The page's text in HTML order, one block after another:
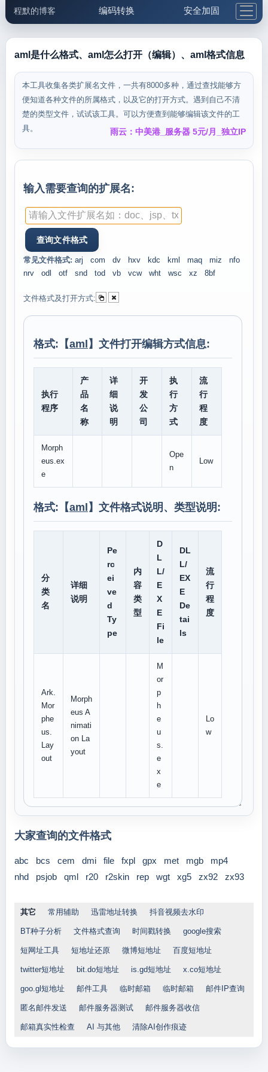
程默的博客 编码转换 安全加固
邮件工具 生活便民 更多工具
5.1支付宝大红包
aml是什么格式、aml怎么打开（编辑）、aml格式信息
本工具收集各类扩展名文件，一共有8000多种，通过查找能够方
便知道各种文件的所属格式，以及它的打开方式。遇到自己不清
楚的类型文件，试试该工具。可以方便查到能够编辑该文件的工
具。
雨云：中美港_服务器 5元/月_独立IP
输入需要查询的扩展名:
常见文件格式: arj com dv hxv kdc kml maq miz
nfo
nrv
odl otf snd tod vb vcw wht wsc xz 8bf
文件格式及打开方式:
格式:【aml 】文件打开编辑方式信息:
执行
程序
产
品
名
称
详
细
说
明
开
发
公
司
执
行
方
式
流
行
程
度
Morph
eus.ex
e
Ope
n
Low
格式:【aml 】文件格式说明、类型说明:
分
类
名
详细
说明
Pe
rc
ei
ve
d
Ty
pe
内
容
类
型
D
L
L/
E
X
E
Fi
le
DL
L/
EX
E
De
tai
ls
流
行
程
度
Ark.
Mor
phe
us.
Lay
out
Morph
eus A
nimati
on La
yout
M
or
p
h
e
u
s.
e
x
e
Lo
w
大家查询的文件格式
abc bcs cem dmi file fxpl gpx met mgb
mp4
nhd
psjob qml r20 r2skin rep wgt xg5 zx92 zx93
其它 常用辅助 迅雷地址转换 抖音视频去水印
BT种子分析 文件格式查询 时间戳转换 google搜索
短网址工具 短地址还原 微博短地址 百度短地址
twitter短地址 bit.do短地址 is.gd短地址 x.co短地址
goo.gl短地址 邮件工具 临时邮箱 临时邮箱 邮件IP查询
匿名邮件发送 邮件服务器测试 邮件服务器收信
邮箱真实性检查 AI 与其他 清除AI创作痕迹